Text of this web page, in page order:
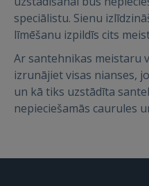
speciālistu. Sienu
līmēšanu izpildīs cits
Ar santehnikas meistaru
izrunājiet visas nianses,
un kā tiks uzstādīta
nepieciešamās caurules